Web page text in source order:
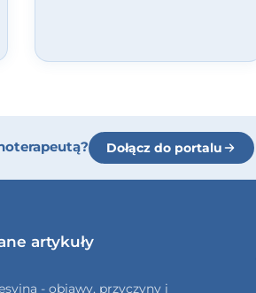
Dołącz do portalu
artykuły
- objawy, przyczyny i